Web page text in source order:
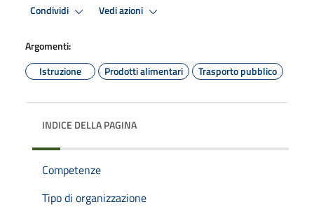
Condividi Vedi azioni
Argomenti:
Istruzione
Prodotti alimentari Trasporto pubblico
INDICE DELLA PAGINA
Competenze
Tipo di organizzazione